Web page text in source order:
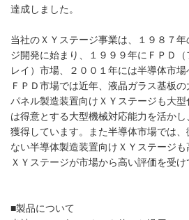
達成しました。
当社のＸＹステージ事業は、１９８７
ジ開発に始まり、１９９９年にＦＰＤ
レイ）市場、２００１年には半導体市場
ＦＰＤ市場では近年、液晶ガラス基板
パネル製造装置向けＸＹステージも大
は得意とする大型機械対応能力を活か
獲得しています。また半導体市場では
ない半導体製造装置向けＸＹステージ
ＸＹステージが市場から高い評価を受け
■製品について